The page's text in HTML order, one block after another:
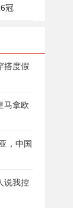
冠
搭度假
马拿欧
，中国
说我控